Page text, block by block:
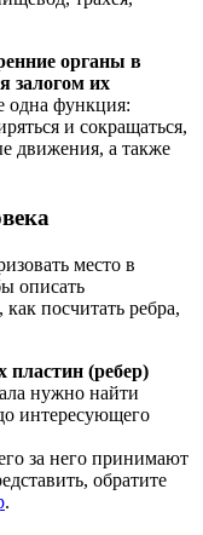
органы в
залогом их
одна функция:
и сокращаться,
движения, а также
место в
описать
как посчитать ребра,
(ребер)
нужно найти
интересующего
за него принимают
обратите
.